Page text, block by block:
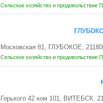
Сельское хозяйство и продовольствие
Московская 81, ГЛУБОКОЕ,
Сельское хозяйство и продовольствие
Горького 42 ком 101, ВИТЕБСК,